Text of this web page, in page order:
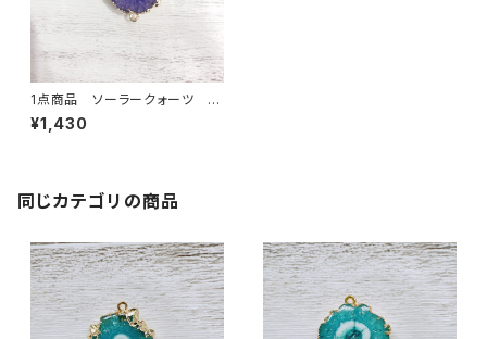
1点商品 ソーラークォーツ 2
カン パープル
¥1,430
同じカテゴリの商品